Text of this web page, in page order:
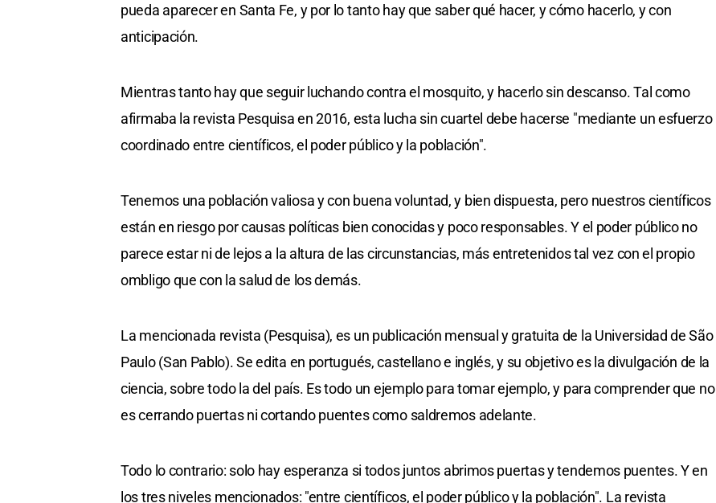
pueda aparecer en Santa Fe, y por lo tanto hay que saber qué hacer, y cómo hacerlo, y con
anticipación.
Mientras tanto hay que seguir luchando contra el mosquito, y hacerlo sin descanso. Tal como
afirmaba la revista Pesquisa en 2016, esta lucha sin cuartel debe hacerse "mediante un esfuerzo
coordinado entre científicos, el poder público y la población".
Tenemos una población valiosa y con buena voluntad, y bien dispuesta, pero nuestros científicos
están en riesgo por causas políticas bien conocidas y poco responsables. Y el poder público no
parece estar ni de lejos a la altura de las circunstancias, más entretenidos tal vez con el propio
ombligo que con la salud de los demás.
La mencionada revista (Pesquisa), es un publicación mensual y gratuita de la Universidad de São
Paulo (San Pablo). Se edita en portugués, castellano e inglés, y su objetivo es la divulgación de la
ciencia, sobre todo la del país. Es todo un ejemplo para tomar ejemplo, y para comprender que no
es cerrando puertas ni cortando puentes como saldremos adelante.
Todo lo contrario: solo hay esperanza si todos juntos abrimos puertas y tendemos puentes. Y en
los tres niveles mencionados: "entre científicos, el poder público y la población". La revista